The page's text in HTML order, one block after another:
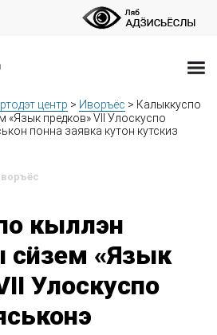
центр > Иворъёс > Калыккуспо
«Язык предков» VII Улоскуспо
понна заявка кутон кутскиз
кыллэн
сӥзем «Язык
Улоскуспо